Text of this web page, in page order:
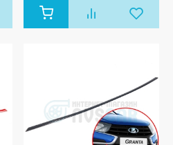
ФЛ Драйв
Актив седан,
Лада Гранта